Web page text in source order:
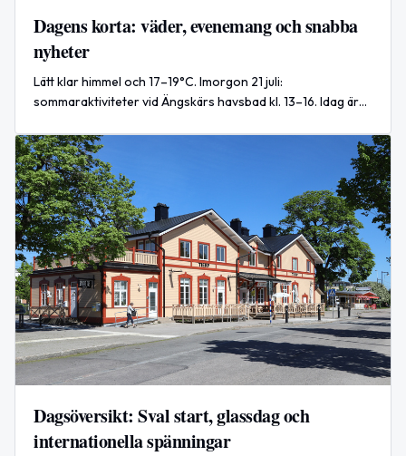
Dagens korta: väder, evenemang och snabba
nyheter
Lätt klar himmel och 17–19°C. Imorgon 21 juli:
sommaraktiviteter vid Ängskärs havsbad kl. 13–16. Idag är
Dagsöversikt: Sval start, glassdag och
internationella spänningar